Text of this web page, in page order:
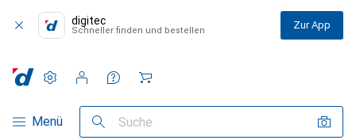
digitec
Schneller finden und bestellen Zur App
Navigation nach Kategorien
Menü Suche
Einstellungen
Kundenkonto
Vergleichslisten
Merklisten
Warenkorb